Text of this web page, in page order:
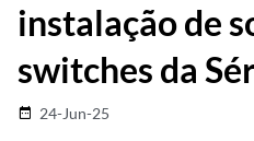
instalação de
switches da
date_range 24-Jun-25